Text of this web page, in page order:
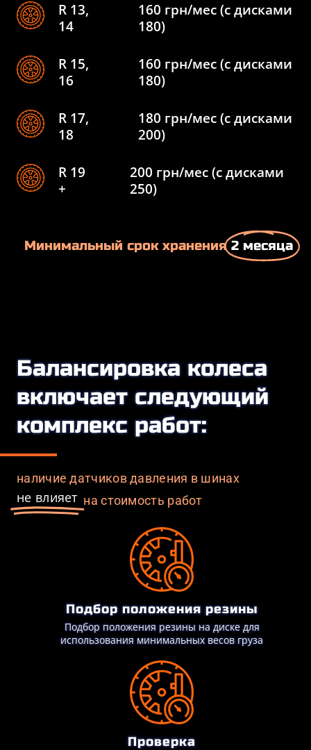
R 13,
14
160 грн/мес (c дисками
180)
R 15,
16
160 грн/мес (c дисками
180)
R 17,
18
180 грн/мес (c дисками
200)
R 19
+
200 грн/мес (c дисками
250)
Минимальный срок хранения2 месяца
Балансировка колеса
включает следующий
комплекс работ:
наличие датчиков давления в шинах
не влияет на стоимость работ
Подбор положения резины
Подбор положения резины на диске для
использования минимальных весов груза
Проверка